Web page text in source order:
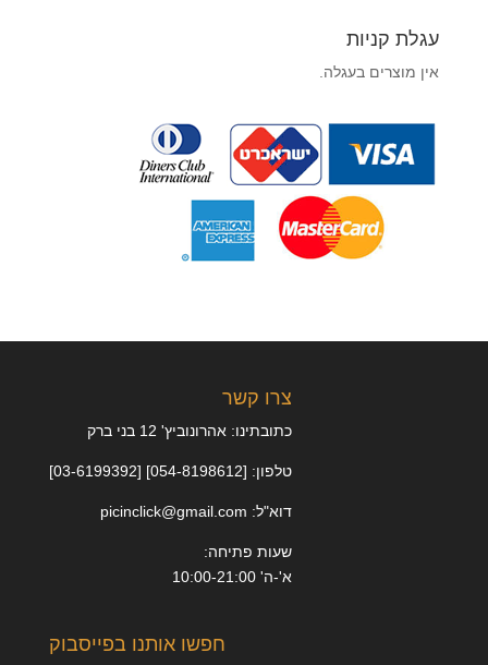
עגלת קניות
אין מוצרים בעגלה.
צרו קשר
כתובתינו: אהרונוביץ' 12 בני ברק
טלפון: [054-8198612] [03-6199392]
דוא"ל: picinclick@gmail.com
שעות פתיחה:
א'-ה' 10:00-21:00
חפשו אותנו בפייסבוק